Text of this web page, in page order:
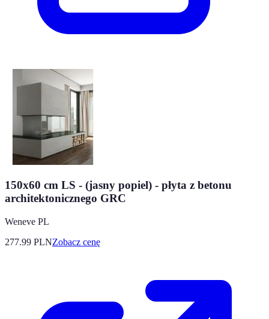
150x60 cm LS - (jasny popiel) - płyta z betonu
architektonicznego GRC
Weneve PL
277.99 PLNZobacz cenę